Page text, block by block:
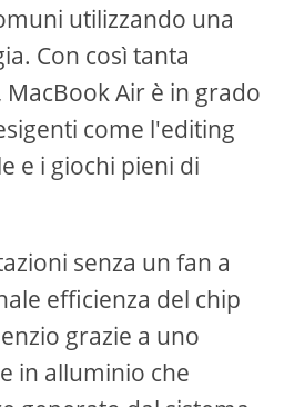
utilizzando una
Con così tanta
Air è in grado
come l'editing
e i giochi pieni di
senza un fan a
efficienza del chip
grazie a uno
in alluminio che